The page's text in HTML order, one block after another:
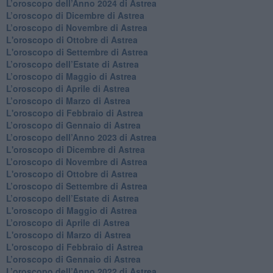
​L’oroscopo dell’Anno 2024 di Astrea
​L’oroscopo di Dicembre di Astrea
​L’oroscopo di Novembre di Astrea
L'oroscopo di Ottobre di Astrea
L'oroscopo di Settembre di Astrea
L’oroscopo dell’Estate di Astrea
​L’oroscopo di Maggio di Astrea
​L’oroscopo di Aprile di Astrea
L’oroscopo di Marzo di Astrea
L'oroscopo di Febbraio di Astrea
​L’oroscopo di Gennaio di Astrea
​L’oroscopo dell’Anno 2023 di Astrea
L'oroscopo di Dicembre di Astrea
L’oroscopo di Novembre di Astrea
L'oroscopo di Ottobre di Astrea
​L’oroscopo di Settembre di Astrea
​L’oroscopo dell’Estate di Astrea
L'oroscopo di Maggio di Astrea
​L’oroscopo di Aprile di Astrea
L'oroscopo di Marzo di Astrea
L'oroscopo di Febbraio di Astrea
​L’oroscopo di Gennaio di Astrea